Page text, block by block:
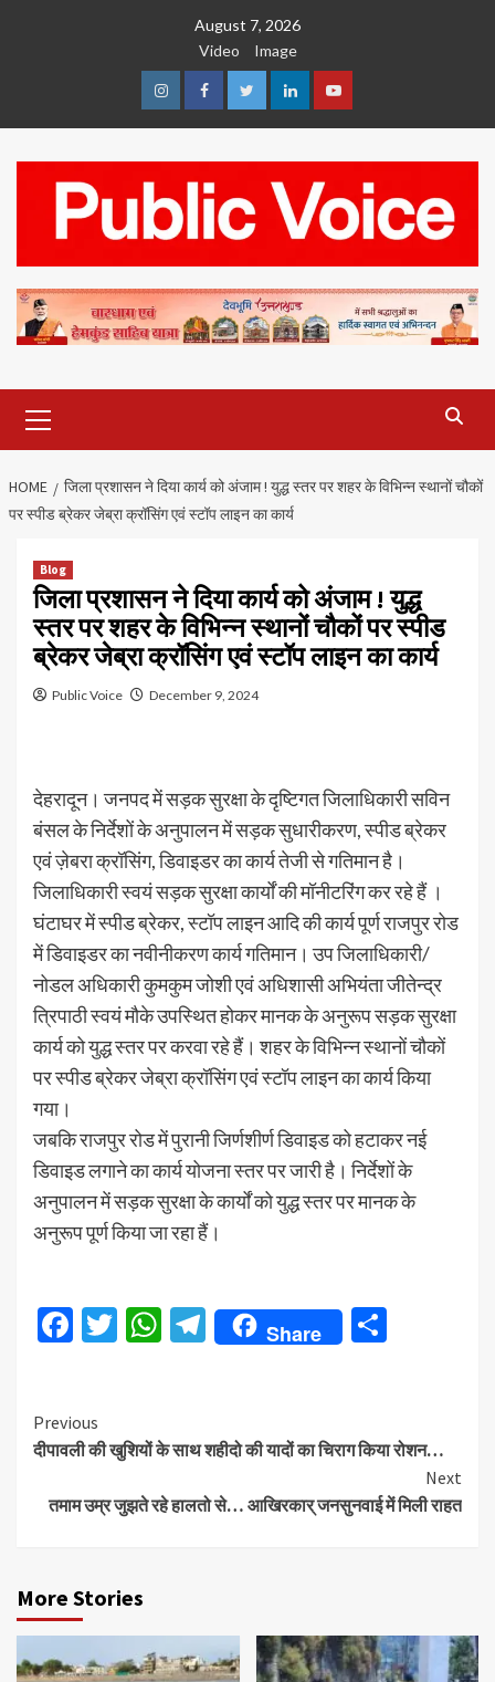
August 7, 2026
Video
Image
InstagramFacebookTwitterLinkedinYoutube
Menu
HOME
जिला प्रशासन ने दिया कार्य को अंजाम ! युद्ध स्तर पर शहर के विभिन्न स्थानों चौकों
पर स्पीड ब्रेकर जेब्रा क्रॉसिंग एवं स्टॉप लाइन का कार्य
Blog
जिला प्रशासन ने दिया कार्य को अंजाम ! युद्ध
स्तर पर शहर के विभिन्न स्थानों चौकों पर स्पीड
ब्रेकर जेब्रा क्रॉसिंग एवं स्टॉप लाइन का कार्य
Public Voice December 9, 2024
देहरादून। जनपद में सड़क सुरक्षा के दृष्टिगत जिलाधिकारी सविन
बंसल के निर्देशों के अनुपालन में सड़क सुधारीकरण, स्पीड ब्रेकर
एवं ज़ेबरा क्रॉसिंग, डिवाइडर का कार्य तेजी से गतिमान है।
जिलाधिकारी स्वयं सड़क सुरक्षा कार्यों की मॉनीटरिंग कर रहे हैं ।
घंटाघर में स्पीड ब्रेकर, स्टॉप लाइन आदि की कार्य पूर्ण राजपुर रोड
में डिवाइडर का नवीनीकरण कार्य गतिमान। उप जिलाधिकारी/
नोडल अधिकारी कुमकुम जोशी एवं अधिशासी अभियंता जीतेन्द्र
त्रिपाठी स्वयं मौके उपस्थित होकर मानक के अनुरूप सड़क सुरक्षा
कार्य को युद्ध स्तर पर करवा रहे हैं। शहर के विभिन्न स्थानों चौकों
पर स्पीड ब्रेकर जेब्रा क्रॉसिंग एवं स्टॉप लाइन का कार्य किया
गया।
जबकि राजपुर रोड में पुरानी जिर्णशीर्ण डिवाइड को हटाकर नई
डिवाइड लगाने का कार्य योजना स्तर पर जारी है। निर्देशों के
अनुपालन में सड़क सुरक्षा के कार्यों को युद्ध स्तर पर मानक के
अनुरूप पूर्ण किया जा रहा हैं।
Facebook
TwitterWhatsApp
Telegram
Share
Continue
Reading
Previous
दीपावली की खुशियों के साथ शहीदो की यादों का चिराग किया रोशन…
Next
तमाम उम्र जुझते रहे हालतो से… आखिरकार् जनसुनवाई में मिली राहत
More Stories